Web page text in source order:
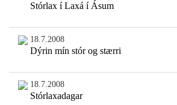
Stórlax í Laxá í Ásum
18.7.2008
Dýrin mín stór og stærri
18.7.2008
Stórlaxadagar